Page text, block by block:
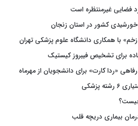
فضایی غیرمنتظره است
خورشیدی کشور در استان زنجان
زخم» با همکاری دانشگاه علوم پزشکی تهران
برای تشخیص فیبروز کیستیک
«ردا کارت» برای دانشجویان از مهرماه
پزشکی
بیماری دریچه قلب